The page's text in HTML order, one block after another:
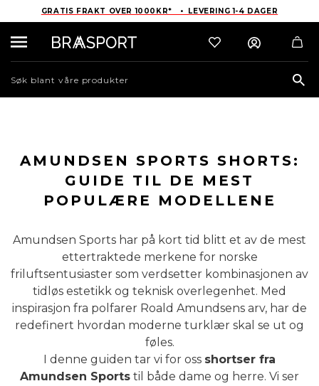
GRATIS FRAKT OVER 1000KR* • LEVERING 1-4 DAGER
AMUNDSEN SPORTS SHORTS:
GUIDE TIL DE MEST
POPULÆRE MODELLENE
Amundsen Sports har på kort tid blitt et av de mest
ettertraktede merkene for norske
friluftsentusiaster som verdsetter kombinasjonen av
tidløs estetikk og teknisk overlegenhet. Med
inspirasjon fra polfarer Roald Amundsens arv, har de
redefinert hvordan moderne turklær skal se ut og
føles.
I denne guiden tar vi for oss shortser fra
Amundsen Sports til både dame og herre. Vi ser